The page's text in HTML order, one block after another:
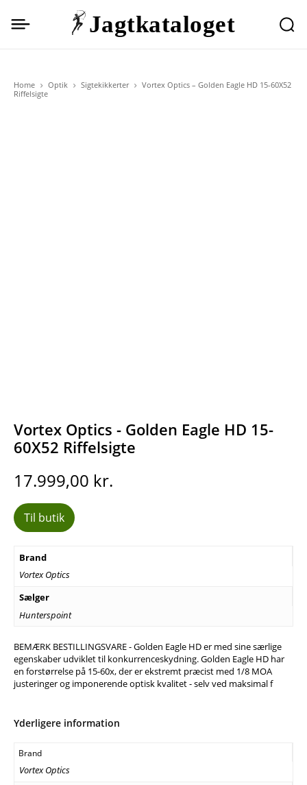
Jagtkataloget
Home Optik Sigtekikkerter
Vortex Optics – Golden Eagle HD 15-60X52
Riffelsigte
Vortex Optics - Golden Eagle HD 15-
60X52 Riffelsigte
17.999,00 kr.
Til butik
Brand
Vortex Optics
Sælger
Hunterspoint
BEMÆRK BESTILLINGSVARE - Golden Eagle HD er med sine særlige
egenskaber udviklet til konkurrenceskydning. Golden Eagle HD har
en forstørrelse på 15-60x, der er ekstremt præcist med 1/8 MOA
justeringer og imponerende optisk kvalitet - selv ved maksimal f
Yderligere information
Brand
Vortex Optics